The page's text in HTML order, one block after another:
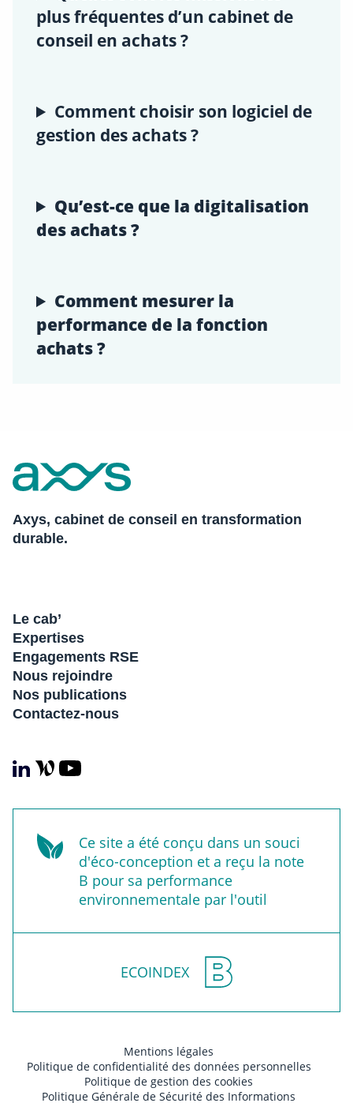
plus fréquentes d’un cabinet de
conseil en achats ?
Comment choisir son logiciel de
gestion des achats ?
Qu’est-ce que la digitalisation
des achats ?
Comment mesurer la
performance de la fonction
achats ?
Axys, cabinet de conseil en transformation
durable.
Le cab’
Expertises
Engagements RSE
Nous rejoindre
Nos publications
Contactez-nous
Ce site a été conçu dans un souci
d'éco-conception et a reçu la note
B pour sa performance
environnementale par l'outil
ECOINDEX
Mentions légales
Politique de confidentialité des données personnelles
Politique de gestion des cookies
Politique Générale de Sécurité des Informations